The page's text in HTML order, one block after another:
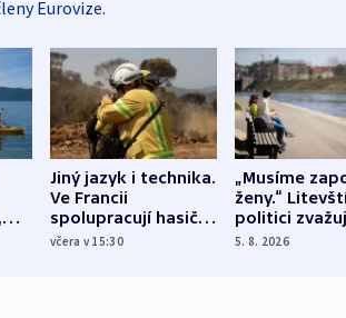
Eurovize.
Jiný jazyk i technika.
Ve Francii
spolupracují hasiči z
různých zemí
včera v 15:30
„Musíme
ženy.“
politici
dohodu o
5. 8. 2026